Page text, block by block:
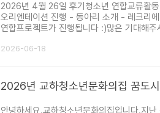
2026년 4월 26일 후기청소년 연합교류활동
오리엔테이션 진행 - 동아리 소개 - 레크리
연합프로젝트가 진행됩니다 :)많은 기대해
2026-06-18
2026년 교하청소년문화의집 꿈도
안녕하세요.교하청소년문화의집입니다.지